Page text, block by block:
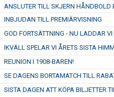
ANSLUTER TILL SKJERN HÅNDBOLD
INBJUDAN TILL PREMIÄRVISNING
GOD FORTSÄTTNING - NU LADDAR VI
IKVÄLL SPELAR VI ÅRETS SISTA
REUNION I 1908-BAREN!
SE DAGENS BORTAMATCH TILL
SISTA DAGEN ATT KÖPA BILJETTER